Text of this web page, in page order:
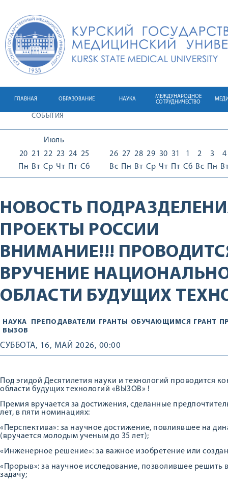
ГЛАВНАЯ ОБРАЗОВАНИЕ НАУКА
МЕЖДУНАРОДНОЕ
СОТРУДНИЧЕСТВО
СОБЫТИЯ
Июль
20
Пн
21
Вт
22
Ср
23
Чт
24
Пт
25
Сб
26
Вс
27
Пн
28
Вт
29
Ср
30
Чт
31
Пт
1
Сб
2
Вс
3
Пн
4
НОВОСТЬ
ПРОЕКТЫ РОССИИ
ВНИМАНИЕ!!!
ВРУЧЕНИЕ
ОБЛАСТИ БУДУЩИХ
НАУКА ПРЕПОДАВАТЕЛИ ГРАНТЫ ОБУЧАЮЩИМСЯ ГРАНТ
ВЫЗОВ
СУББОТА, 16, МАЙ 2026, 00:00
Под эгидой Десятилетия науки и технологий проводится
области будущих технологий «ВЫЗОВ» !
Премия вручается за достижения, сделанные
лет, в пяти номинациях:
«Перспектива»: за научное достижение, повлиявшее на
(вручается молодым ученым до 35 лет);
«Инженерное решение»: за важное изобретение или
«Прорыв»: за научное исследование, позволившее
задачу;